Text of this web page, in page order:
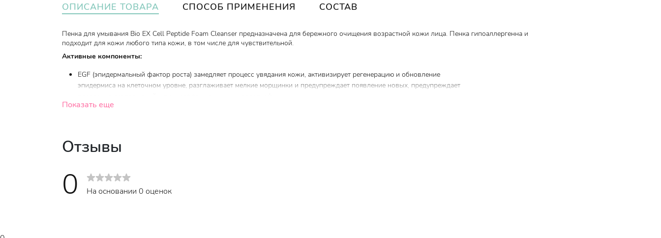
ОПИСАНИЕ ТОВАРА СПОСОБ ПРИМЕНЕНИЯ СОСТАВ
Пенка для умывания Bio EX Cell Peptide Foam Cleanser предназначена для бережного очищения возрастной кожи лица. Пенка гипоаллергенна и
подходит для кожи любого типа кожи, в том числе для чувствительной.
Активные компоненты:
EGF (эпидермальный фактор роста) замедляет процесс увядания кожи, активизирует регенерацию и обновление
эпидермиса на клеточном уровне, разглаживает мелкие морщинки и предупреждает появление новых, предупреждает
Пептиды повышают эластичность и упругость кожи, укрепляют защитный барьер. Эти молекулы обладают способностью
Центелла азиатская успокаивает раздраженную кожу, убирает сухость и шелушения, уменьшает отечность, улучшает
устраняет красноту и лечит «сосудистые звездочки».
Средство выпускается в пластиковой тубе объема с крышкой флип-топ и защитной мембраной на дозаторе.
Показать еще
Отзывы
0 На основании 0 оценок